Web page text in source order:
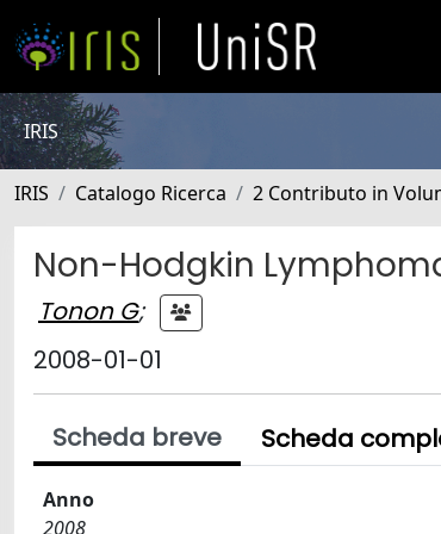
IRIS
IRIS Catalogo Ricerca 2 Contributo in
Non-Hodgkin
Tonon G;
2008-01-01
Scheda breve Scheda
Anno
2008